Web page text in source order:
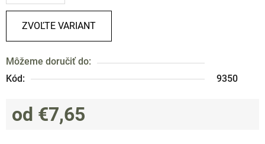
ZVOĽTE VARIANT
Môžeme doručiť do:
Kód:
9350
od €7,65